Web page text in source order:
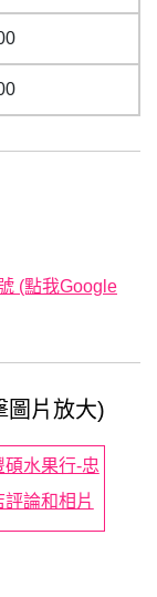
(點我Google
圖片放大)